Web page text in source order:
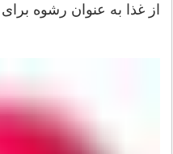
از غذا به عنوان رشوه